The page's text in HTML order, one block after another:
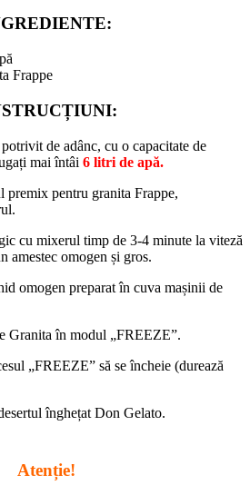
Frappe
de adânc, cu o capacitate de
mai întâi 6 litri de apă.
premix pentru granita Frappe,
cu mixerul timp de 3-4 minute la viteză
amestec omogen și gros.
omogen preparat în cuva mașinii de
Granita în modul „FREEZE”.
„FREEZE” să se încheie (durează
înghețat Don Gelato.
Atenție!